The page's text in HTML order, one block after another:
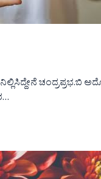
ನಿಲ್ಲಿಸಿದ್ದೇನೆ ಚಂದ್ರಪ್ರಭ.ಬಿ